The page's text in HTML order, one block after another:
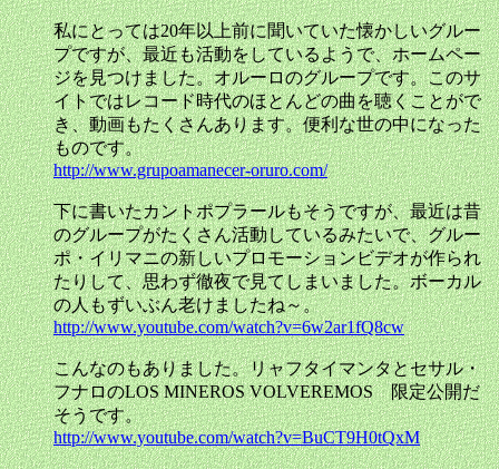
私にとっては20年以上前に聞いていた懐かしいグルー
プですが、最近も活動をしているようで、ホームペー
ジを見つけました。オルーロのグループです。このサ
イトではレコード時代のほとんどの曲を聴くことがで
き、動画もたくさんあります。便利な世の中になった
ものです。
http://www.grupoamanecer-oruro.com/
下に書いたカントポプラールもそうですが、最近は昔
のグループがたくさん活動しているみたいで、グルー
ポ・イリマニの新しいプロモーションビデオが作られ
たりして、思わず徹夜で見てしまいました。ボーカル
の人もずいぶん老けましたね～。
http://www.youtube.com/watch?v=6w2ar1fQ8cw
こんなのもありました。リャフタイマンタとセサル・
フナロのLOS MINEROS VOLVEREMOS 限定公開だ
そうです。
http://www.youtube.com/watch?v=BuCT9H0tQxM